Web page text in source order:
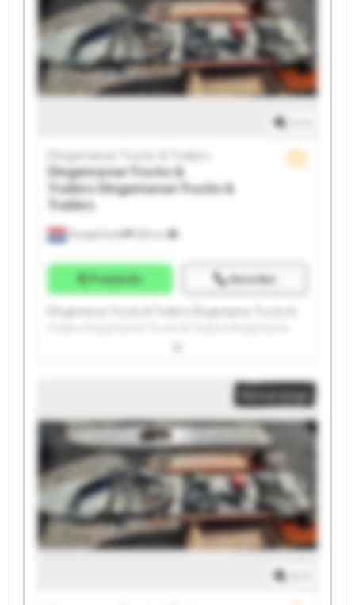
Dingemanse Trucks & Trailers Dingemanse Trucks &
Trailers Dingemanse Trucks & Trailers Dingemanse
Trucks & Trailers Dingemanse Trucks & Trailers
Hoogerheide
Dingemanse Trucks & Trailers
Dingemanse Trucks &
Trailers Dingemanse Trucks &
Trailers
Preisinfo Anrufen
Dingemanse Trucks & Trailers Dingemanse Trucks &
Trucks & Trailers Dingemanse Trucks & Trailers
Trailers Dingemanse Trucks & Trailers Dingemanse
Trucks & Trailers Dingemanse Trucks & Trailers
Dingemanse Trucks & Trailers Dingemanse Trucks &
Trailers Dingemanse Trucks & Trailers Dingemanse
Trucks & Trailers Dingemanse Trucks & Trailers
Dingemanse Trucks & Trailers Dingemanse Trucks &
Trailers Dingemanse Trucks & Trailers Dingemanse
Trucks & Trailers Dingemanse Trucks & Trailers
Kleinanzeige